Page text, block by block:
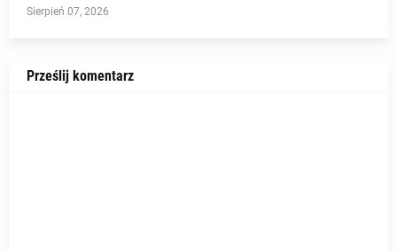
Sierpień 07, 2026
Prześlij komentarz